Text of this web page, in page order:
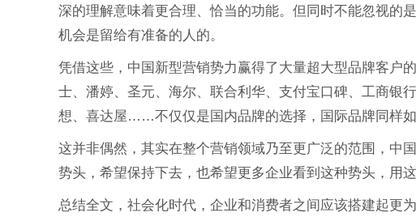
深的理解意味着更合理、恰当的功能。但同时不能忽视的
机会是留给有准备的人的。
凭借这些，中国新型营销势力赢得了大量超大型品牌客户
士、潘婷、圣元、海尔、联合利华、支付宝口碑、工商银
想、喜达屋……不仅仅是国内品牌的选择，国际品牌同样如
这并非偶然，其实在整个营销领域乃至更广泛的范围，中
势头，希望保持下去，也希望更多企业看到这种势头，用
总结全文，社会化时代，企业和消费者之间应该搭建起更